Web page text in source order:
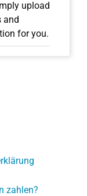
upload
and
for you.
zahlen?